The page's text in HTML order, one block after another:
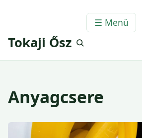
☰ Menü
Tokaji Ősz
Anyagcsere